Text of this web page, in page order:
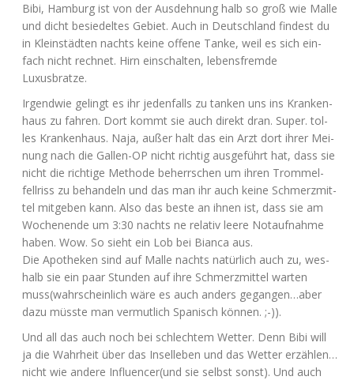
Bibi, Ham­burg ist von der Aus­deh­nung halb so groß wie Mal­le
und dicht besie­del­tes Gebiet. Auch in Deutsch­land fin­dest du
in Klein­städ­ten nachts kei­ne offe­ne Tan­ke, weil es sich ein­
fach nicht rech­net. Hirn ein­schal­ten, lebens­frem­de
Luxusbratze.
Irgend­wie gelingt es ihr jeden­falls zu tan­ken uns ins Kran­ken­
haus zu fah­ren. Dort kommt sie auch direkt dran. Super. tol­
les Kran­ken­haus. Naja, außer halt das ein Arzt dort ihrer Mei­
nung nach die Gal­len-OP nicht rich­tig aus­ge­führt hat, dass sie
nicht die rich­ti­ge Metho­de beherr­schen um ihren Trom­mel­
fell­riss zu behan­deln und das man ihr auch kei­ne Schmerz­mit­
tel mit­ge­ben kann. Also das bes­te an ihnen ist, dass sie am
Wochen­en­de um 3:30 nachts ne rela­tiv lee­re Not­auf­nah­me
haben. Wow. So sieht ein Lob bei Bian­ca aus.
Die Apo­the­ken sind auf Mal­le nachts natür­lich auch zu, wes­
halb sie ein paar Stun­den auf ihre Schmerz­mit­tel war­ten
muss(wahrscheinlich wäre es auch anders gegangen…aber
dazu müss­te man ver­mut­lich Spa­nisch können. ;-)).
Und all das auch noch bei schlech­tem Wet­ter. Denn Bibi will
ja die Wahr­heit über das Insel­le­ben und das Wet­ter erzählen…
nicht wie ande­re Influencer(und sie selbst sonst). Und auch